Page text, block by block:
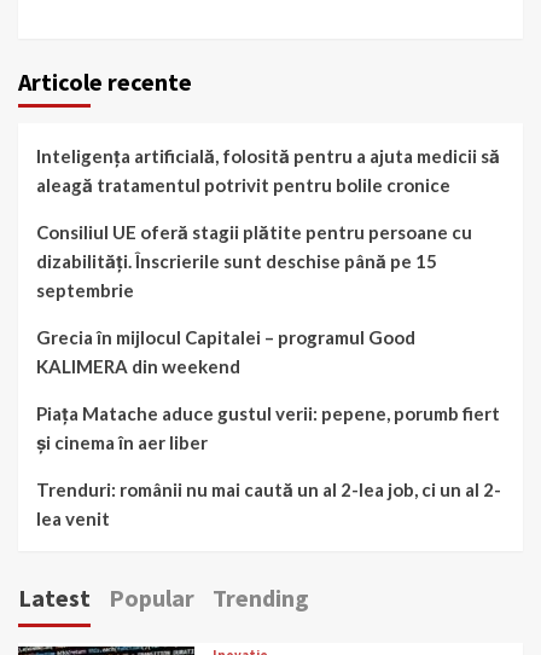
Articole recente
Inteligența artificială, folosită pentru a ajuta medicii să
aleagă tratamentul potrivit pentru bolile cronice
Consiliul UE oferă stagii plătite pentru persoane cu
dizabilități. Înscrierile sunt deschise până pe 15
septembrie
Grecia în mijlocul Capitalei – programul Good
KALIMERA din weekend
Piața Matache aduce gustul verii: pepene, porumb fiert
și cinema în aer liber
Trenduri: românii nu mai caută un al 2-lea job, ci un al 2-
lea venit
Latest Popular Trending